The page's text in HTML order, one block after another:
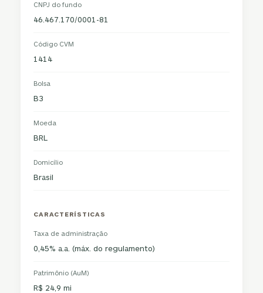
CNPJ do fundo
46.467.170/0001-81
Código CVM
1414
Bolsa
B3
Moeda
BRL
Domicílio
Brasil
CARACTERÍSTICAS
Taxa de administração
0,45% a.a. (máx. do regulamento)
Patrimônio (AuM)
R$ 24,9 mi